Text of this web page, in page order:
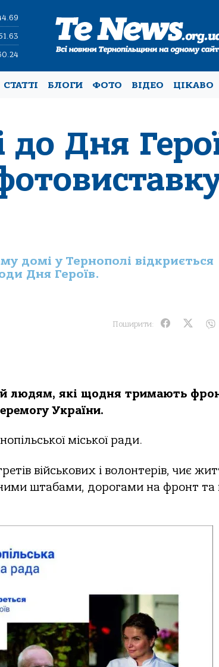
СТАТТІ БЛОГИ ФОТО ВІДЕО ЦІКАВО
до Дня
домі у Тернополі відкриється
Дня Героїв.
Поширити:
людям, які щодня тримають
України.
міської ради.
військових і волонтерів, чиє
штабами, дорогами на фронт